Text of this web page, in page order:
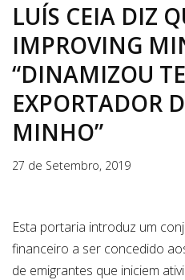
LUÍS CEIA DIZ
IMPROVING
“DINAMIZOU
EXPORTADOR
MINHO”
27 de Setembro, 2019
Esta portaria introduz um
financeiro a ser concedido
de emigrantes que iniciem